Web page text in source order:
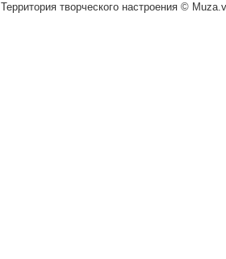
Территория творческого настроения ©